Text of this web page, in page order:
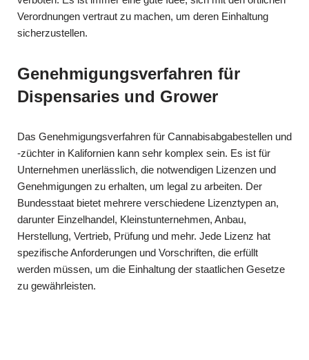
Verordnungen vertraut zu machen, um deren Einhaltung
sicherzustellen.
Genehmigungsverfahren für
Dispensaries und Grower
Das Genehmigungsverfahren für Cannabisabgabestellen und
-züchter in Kalifornien kann sehr komplex sein. Es ist für
Unternehmen unerlässlich, die notwendigen Lizenzen und
Genehmigungen zu erhalten, um legal zu arbeiten. Der
Bundesstaat bietet mehrere verschiedene Lizenztypen an,
darunter Einzelhandel, Kleinstunternehmen, Anbau,
Herstellung, Vertrieb, Prüfung und mehr. Jede Lizenz hat
spezifische Anforderungen und Vorschriften, die erfüllt
werden müssen, um die Einhaltung der staatlichen Gesetze
zu gewährleisten.